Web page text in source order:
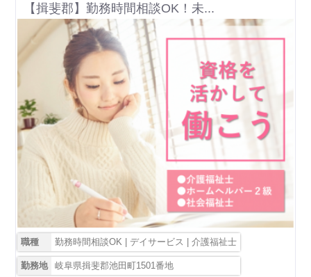
【揖斐郡】勤務時間相談OK！未...
職種 勤務時間相談OK | デイサービス | 介護福祉士
勤務地 岐阜県揖斐郡池田町1501番地